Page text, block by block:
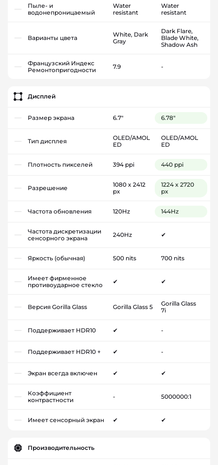
Пыле- и
водонепроницаемый
Water
resistant
Water
resistant
Варианты цвета
White, Dark
Gray
Dark Flare,
Blade White,
Shadow Ash
Французский Индекс
Ремонтопригодности
7.9 -
Дисплей
Размер экрана 6.7" 6.78"
Тип дисплея
OLED/AMOL
ED
OLED/AMOL
ED
Плотность пикселей 394 ppi 440 ppi
Разрешение
1080 x 2412
px
1224 x 2720
px
Частота обновления 120Hz 144Hz
Частота дискретизации
сенсорного экрана
240Hz ✔
Яркость (обычная) 500 nits 700 nits
Имеет фирменное
противоударное стекло
✔ ✔
Версия Gorilla Glass Gorilla Glass 5
Gorilla Glass
7i
Поддерживает HDR10 ✔ -
Поддерживает HDR10 + ✔ -
Экран всегда включен ✔ ✔
Коэффициент
контрастности
- 5000000:1
Имеет сенсорный экран ✔ ✔
Производительность